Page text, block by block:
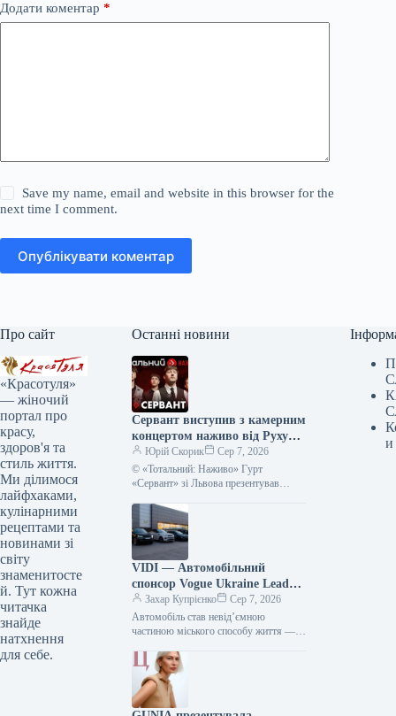
Додати коментар *
Save my name, email and website in this browser for the
next time I comment.
Опублікувати коментар
Про сайт
«Красотуля»
— жіночий
портал про
красу,
здоров'я та
стиль життя.
Ми ділимося
лайфхаками,
кулінарними
рецептами та
новинами зі
світу
знаменитосте
й. Тут кожна
читачка
знайде
натхнення
для себе.
Останні новини
Сервант виступив з камерним
концертом наживо від Руху
опору ССО – фото, відео
Юрій Скорик
Сер 7, 2026
© «Тотальний: Наживо» Гурт
«Сервант» зі Львова презентував
«Тотальний: Наживо». Запис був
створений на підтримку…
VIDI — Автомобільний
спонсор Vogue Ukraine Leaders
Gala: Які автівки будуть
представлені на події
Захар Купрієнко
Сер 7, 2026
Автомобіль став невід’ємною
частиною міського способу життя —
мандрівки та повсякденні справи.
Тому вибір машини…
и